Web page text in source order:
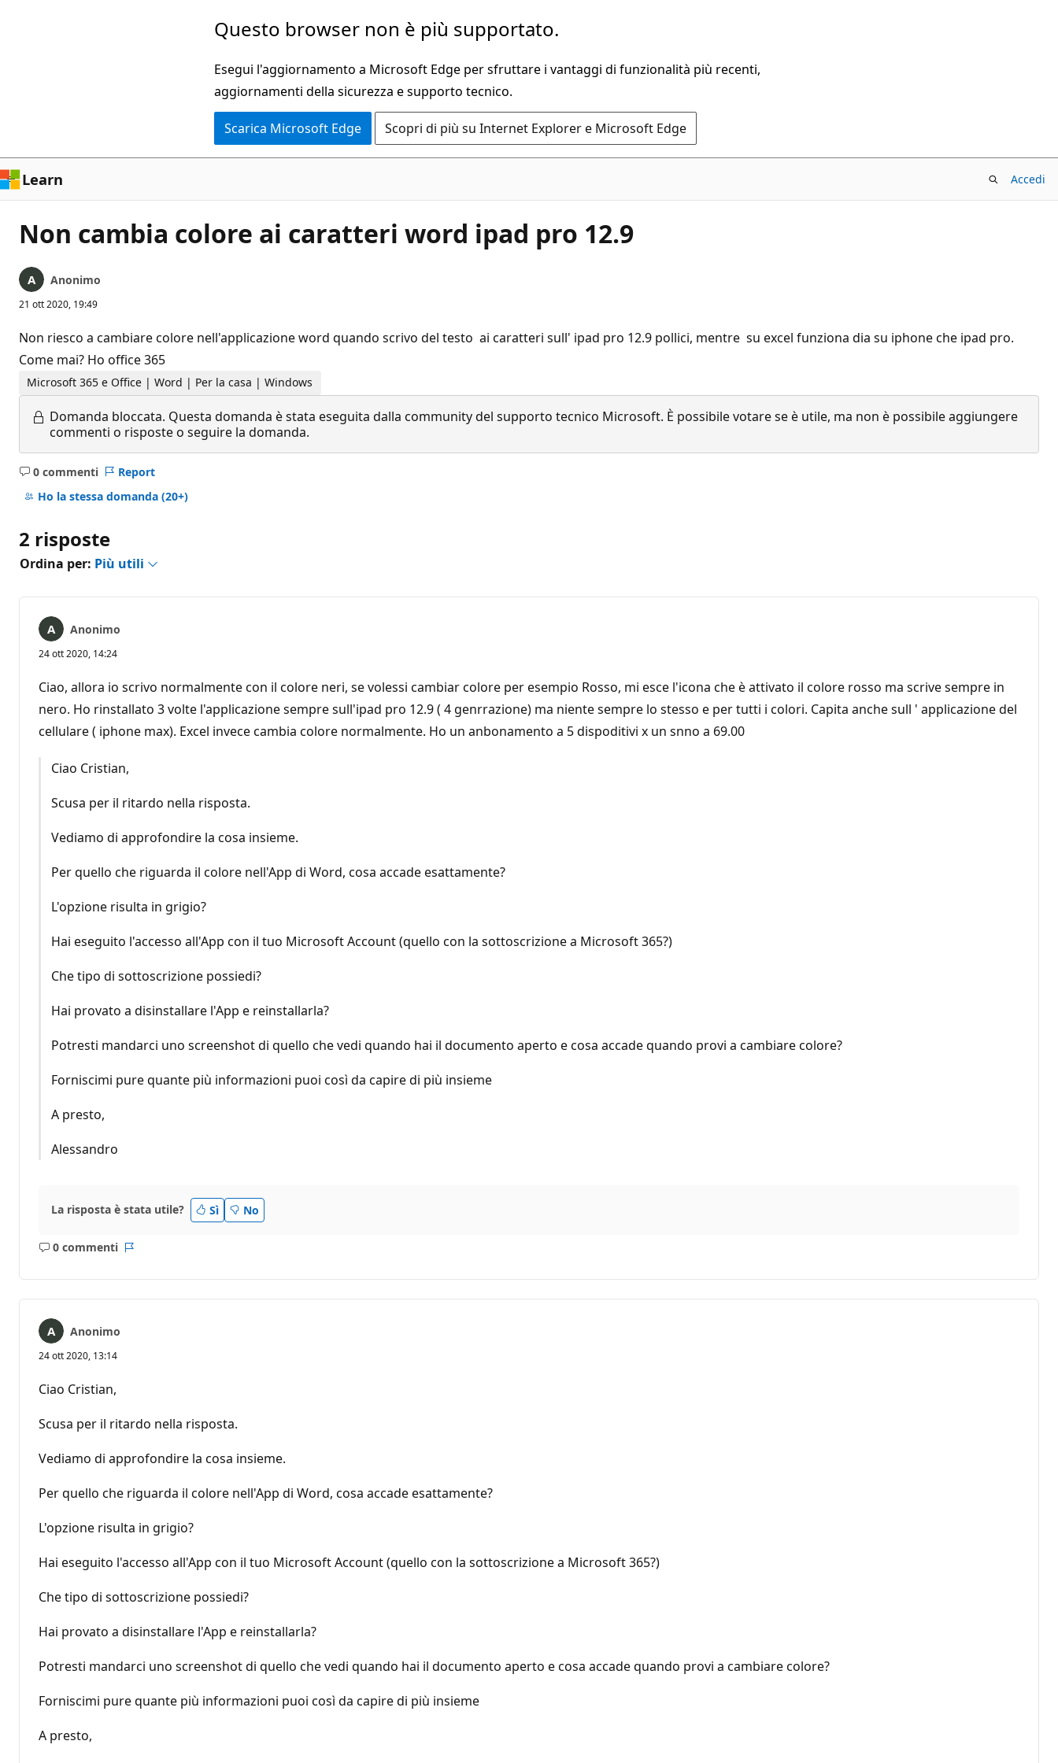
Questo browser non è più supportato.
Esegui l'aggiornamento a Microsoft Edge per sfruttare i vantaggi di funzionalità più recenti,
aggiornamenti della sicurezza e supporto tecnico.
Scarica Microsoft Edge Scopri di più su Internet Explorer e Microsoft Edge
Learn Accedi
Non cambia colore ai caratteri word ipad pro 12.9
Anonimo
21 ott 2020, 19:49
Non riesco a cambiare colore nell'applicazione word quando scrivo del testo ai caratteri sull' ipad pro 12.9 pollici, mentre su excel funziona dia su iphone che ipad pro.
Come mai? Ho office 365
Microsoft 365 e Office | Word | Per la casa | Windows
Domanda bloccata. Questa domanda è stata eseguita dalla community del supporto tecnico Microsoft. È possibile votare se è utile, ma non è possibile aggiungere
commenti o risposte o seguire la domanda.
0 commenti
Nessun
commento
Report
Ho la stessa domanda (20+)
2 risposte
Ordina per: Più utili
Anonimo
24 ott 2020, 14:24
Ciao, allora io scrivo normalmente con il colore neri, se volessi cambiar colore per esempio Rosso, mi esce l'icona che è attivato il colore rosso ma scrive sempre in
nero. Ho rinstallato 3 volte l'applicazione sempre sull'ipad pro 12.9 ( 4 genrrazione) ma niente sempre lo stesso e per tutti i colori. Capita anche sull ' applicazione del
cellulare ( iphone max). Excel invece cambia colore normalmente. Ho un anbonamento a 5 dispoditivi x un snno a 69.00
Ciao Cristian,
Scusa per il ritardo nella risposta.
Vediamo di approfondire la cosa insieme.
Per quello che riguarda il colore nell'App di Word, cosa accade esattamente?
L'opzione risulta in grigio?
Hai eseguito l'accesso all'App con il tuo Microsoft Account (quello con la sottoscrizione a Microsoft 365?)
Che tipo di sottoscrizione possiedi?
Hai provato a disinstallare l'App e reinstallarla?
Potresti mandarci uno screenshot di quello che vedi quando hai il documento aperto e cosa accade quando provi a cambiare colore?
Forniscimi pure quante più informazioni puoi così da capire di più insieme
A presto,
Alessandro
La risposta è stata utile? Sì No
0 commenti
Nessun
Anonimo
24 ott 2020, 13:14
Ciao Cristian,
Scusa per il ritardo nella risposta.
Vediamo di approfondire la cosa insieme.
Per quello che riguarda il colore nell'App di Word, cosa accade esattamente?
L'opzione risulta in grigio?
Hai eseguito l'accesso all'App con il tuo Microsoft Account (quello con la sottoscrizione a Microsoft 365?)
Che tipo di sottoscrizione possiedi?
Hai provato a disinstallare l'App e reinstallarla?
Potresti mandarci uno screenshot di quello che vedi quando hai il documento aperto e cosa accade quando provi a cambiare colore?
Forniscimi pure quante più informazioni puoi così da capire di più insieme
A presto,